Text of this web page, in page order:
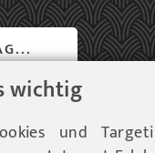
wichtig
undCookies